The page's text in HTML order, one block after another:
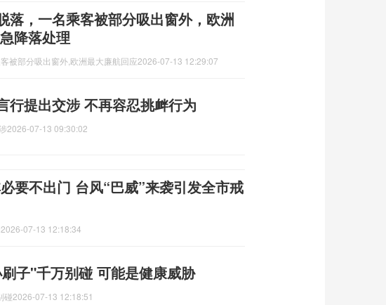
落，一名乘客被部分吸出窗外，欧洲
降落处理
被部分吸出窗外,欧洲最大廉航回应2026-07-13 12:29:07
行提出交涉 不再容忍挑衅行为
2026-07-13 09:30:02
要不出门 台风“巴威”来袭引发全市戒
2026-07-13 12:18:34
子"千万别碰 可能是健康威胁
碰2026-07-13 12:18:51